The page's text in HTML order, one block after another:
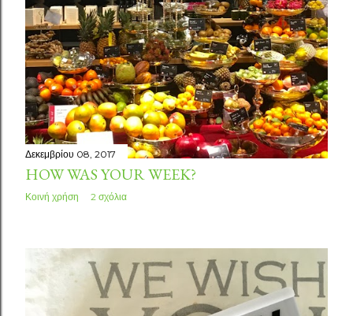
Δεκεμβρίου 08, 2017
HOW WAS YOUR WEEK?
Κοινή χρήση 2 σχόλια